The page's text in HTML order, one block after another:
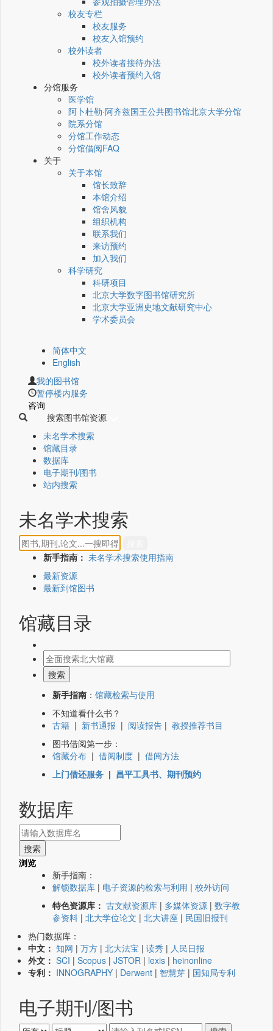
校友专栏
校友服务
校友入馆预约
校外读者
校外读者接待办法
校外读者预约入馆
分馆服务
医学馆
阿卜杜勒·阿齐兹国王公共图书馆北京大学分馆
院系分馆
分馆工作动态
分馆借阅FAQ
关于
关于本馆
馆长致辞
本馆介绍
馆舍风貌
组织机构
联系我们
来访预约
加入我们
科学研究
科研项目
北京大学数字图书馆研究所
北京大学亚洲史地文献研究中心
学术委员会
简体中文
English
我的图书馆
暂停楼内服务
咨询
搜索图书馆资源
未名学术搜索
馆藏目录
数据库
电子期刊/图书
站内搜索
未名学术搜索
新手指南： 未名学术搜索使用指南
最新资源
最新到馆图书
馆藏目录
新手指南 ： 馆藏检索与使用
不知道看什么书？
古籍 | 新书通报 | 阅读报告 | 教授推荐书目
图书借阅第一步：
馆藏分布 | 借阅制度 | 借阅方法
上门借还服务 | 昌平工具书、期刊预约
数据库
浏览
新手指南：
解锁数据库 | 电子资源的检索与利用 | 校外访问
特色资源库： 古文献资源库 | 多媒体资源 | 数字教
参资料 | 北大学位论文 | 北大讲座 | 民国旧报刊
热门数据库：
中文： 知网 | 万方 | 北大法宝 | 读秀 | 人民日报
外文： SCI | Scopus | JSTOR | lexis | heinonline
专利： INNOGRAPHY | Derwent | 智慧芽 | 国知局专利
电子期刊/图书